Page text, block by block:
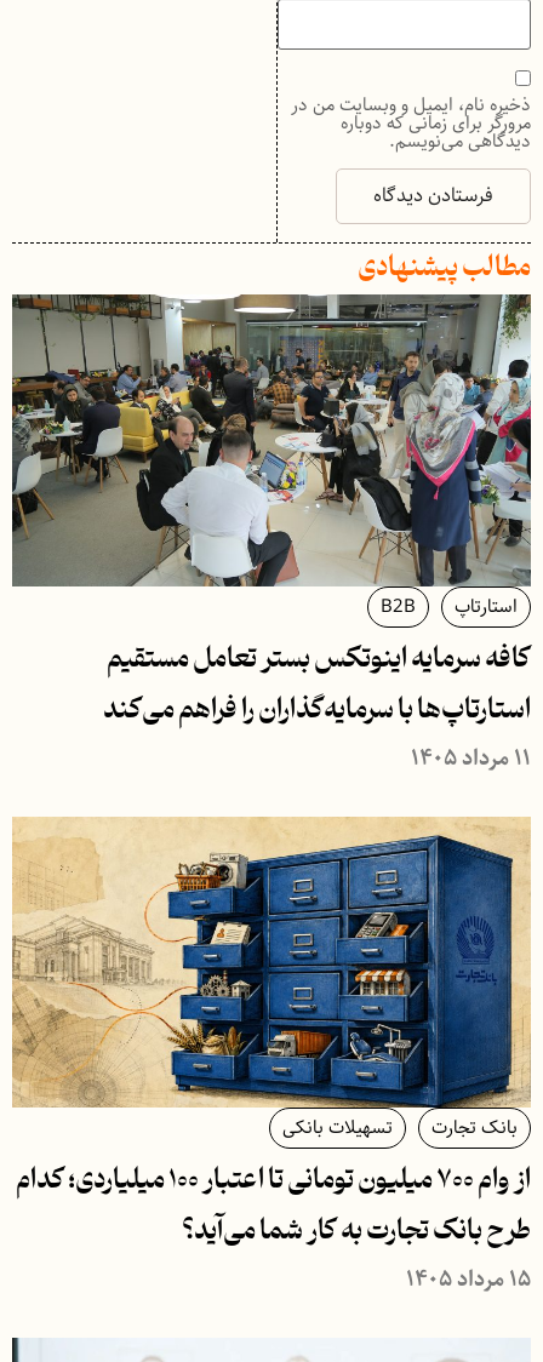
ذخیره نام، ایمیل و وبسایت من در
مرورگر برای زمانی که دوباره
دیدگاهی می‌نویسم.
مطالب پیشنهادی
استارتاپ B2B
کافه سرمایه اینوتکس بستر تعامل مستقیم
استارتاپ‌ها با سرمایه‌گذاران را فراهم می‌کند
۱۱ مرداد ۱۴۰۵
بانک تجارت تسهیلات بانکی
از وام ۷۰۰ میلیون تومانی تا اعتبار ۱۰۰ میلیاردی؛ کدام
طرح بانک تجارت به کار شما می‌آید؟
۱۵ مرداد ۱۴۰۵